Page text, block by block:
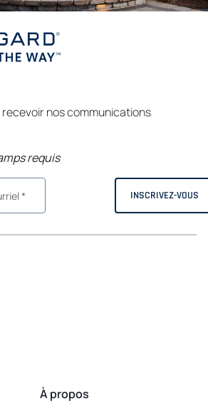
nos communications
requis
À propos